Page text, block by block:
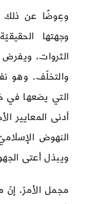
وعِوضًا عن ذلك
وجهتها
الثروات،
والتخلّف. وهو
التي يضعها في
أدنى المعايير
النهوض
ويبذل أعتى
مجمل الأمرّ، إنّ